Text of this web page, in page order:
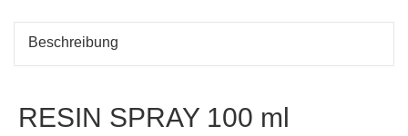
Beschreibung
RESIN SPRAY 100 ml